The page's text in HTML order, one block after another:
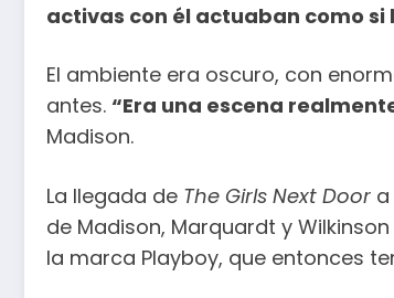
activas con él actuaban como
El ambiente era oscuro, con
antes. “Era una escena
Madison.
La llegada de The Girls Next Door
de Madison, Marquardt y
la marca Playboy, que entonces